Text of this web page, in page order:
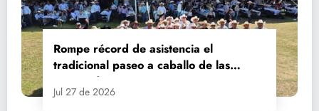
Rompe récord de asistencia el
tradicional paseo a caballo de las
Fiestas de Santiago y Santa Ana
Jul 27 de 2026